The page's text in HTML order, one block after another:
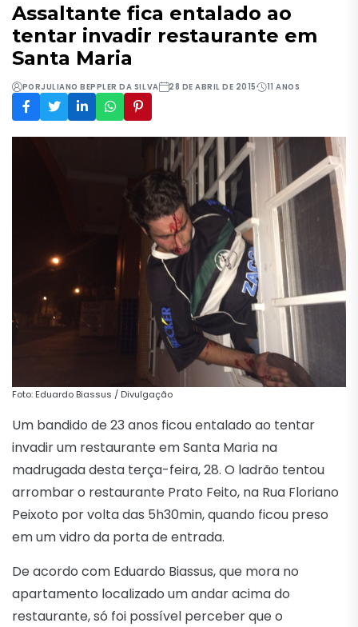
Assaltante fica entalado ao
tentar invadir restaurante em
Santa Maria
PORJULIANO BEPPLER DA SILVA 28 DE ABRIL DE 2015 11 ANOS
Foto: Eduardo Biassus / Divulgação
Um bandido de 23 anos ficou entalado ao tentar
invadir um restaurante em Santa Maria na
madrugada desta terça-feira, 28. O ladrão tentou
arrombar o restaurante Prato Feito, na Rua Floriano
Peixoto por volta das 5h30min, quando ficou preso
em um vidro da porta de entrada.
De acordo com Eduardo Biassus, que mora no
apartamento localizado um andar acima do
restaurante, só foi possível perceber que o